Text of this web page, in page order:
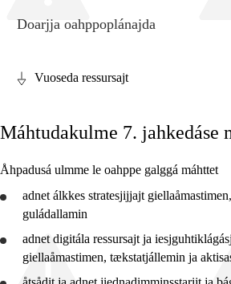
Guovdásj elementa
Fágajgasskasasj tiemá
Vuodotjehpudagá
Doarjja oahppoplánajda
Vuoseda ressursajt
Máhtudakulme 7. jahkedáse
Åhpadusá ulmme le oahppe galggá máhttet
adnet álkkes stratesjijjajt
guládallamin
adnetdigitála ressursajt ja
giellaåmastimen, tækstatjállemin ja